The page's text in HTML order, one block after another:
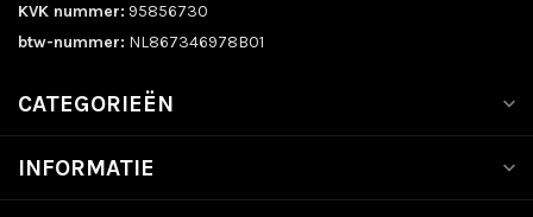
KVK nummer: 95856730
btw-nummer: NL867346978B01
CATEGORIEËN
INFORMATIE